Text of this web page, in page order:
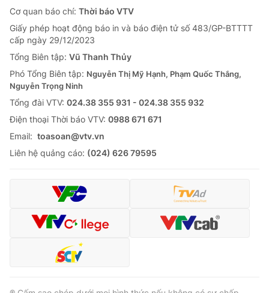
Cơ quan báo chí: Thời báo VTV
Giấy phép hoạt động báo in và báo điện tử số 483/GP-BTTTT
cấp ngày 29/12/2023
Tổng Biên tập: Vũ Thanh Thủy
Phó Tổng Biên tập: Nguyễn Thị Mỹ Hạnh, Phạm Quốc Thắng,
Nguyễn Trọng Ninh
Tổng đài VTV: 024.38 355 931 - 024.38 355 932
Ðiện thoại Thời báo VTV: 0988 671 671
Email: toasoan@vtv.vn
Liên hệ quảng cáo: (024) 626 79595